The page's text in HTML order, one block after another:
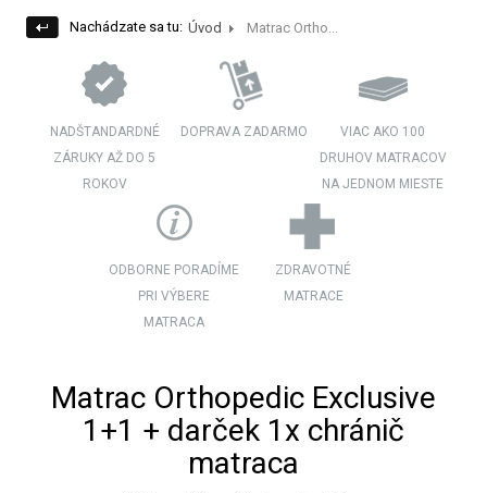
Nachádzate sa tu: Úvod Matrac Ortho...
NADŠTANDARDNÉ
ZÁRUKY AŽ DO 5
ROKOV
DOPRAVA ZADARMO
VIAC AKO 100
DRUHOV MATRACOV
NA JEDNOM MIESTE
ODBORNE PORADÍME
PRI VÝBERE
MATRACA
ZDRAVOTNÉ
MATRACE
Matrac Orthopedic Exclusive
1+1 + darček 1x chránič
matraca